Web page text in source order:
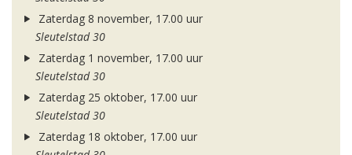
Zaterdag 8 november, 17.00 uur
Sleutelstad 30
Zaterdag 1 november, 17.00 uur
Sleutelstad 30
Zaterdag 25 oktober, 17.00 uur
Sleutelstad 30
Zaterdag 18 oktober, 17.00 uur